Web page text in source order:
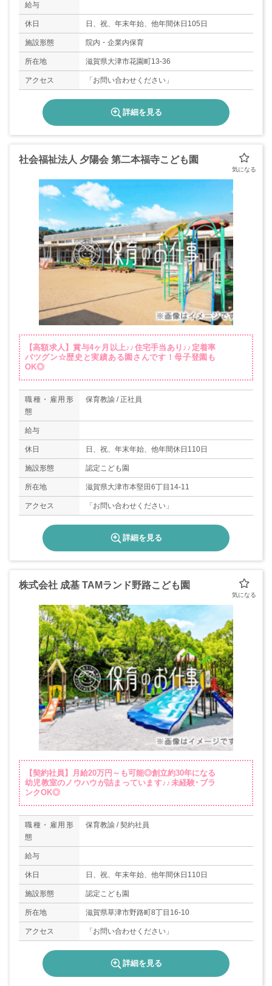
給与
休日 日、祝、年末年始、他年間休日105日
施設形態 院内・企業内保育
所在地 滋賀県大津市花園町13-36
アクセス 「お問い合わせください」
詳細を見る
社会福祉法人 夕陽会 第二本福寺こども園
【高額求人】賞与4ヶ月以上♪♪住宅手当あり♪♪定着率
バツグン☆歴史と実績ある園さんです！母子登園も
OK◎
職種・雇用形
態
保育教諭 / 正社員
給与
休日 日、祝、年末年始、他年間休日110日
施設形態 認定こども園
所在地 滋賀県大津市本堅田6丁目14-11
アクセス 「お問い合わせください」
詳細を見る
株式会社 成基 TAMランド野路こども園
【契約社員】月給20万円～も可能◎創立約30年になる
幼児教室のノウハウが詰まっています♪♪未経験･ブラ
ンクOK◎
職種・雇用形
態
保育教諭 / 契約社員
給与
休日 日、祝、年末年始、他年間休日110日
施設形態 認定こども園
所在地 滋賀県草津市野路町8丁目16-10
アクセス 「お問い合わせください」
詳細を見る